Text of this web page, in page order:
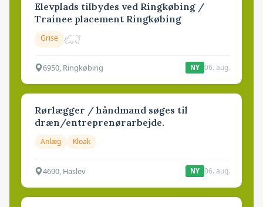
Elevplads tilbydes ved Ringkøbing /
Trainee placement Ringkøbing
Grise
6950, Ringkøbing NY 06. aug.
Rørlægger / håndmand søges til
dræn/entreprenørarbejde.
Anlæg Kloak
4690, Haslev NY 06. aug.